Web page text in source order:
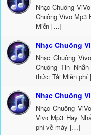
Nhạc Chuông
Chuông Vivo Mp3
Miễn […]
Nhạc Chuông
Nhạc Chuông
Chuông Tin
thức: Tải Miễn
Nhạc Chuông
Nhạc Chuông
Vivo Mp3 Hay
phí về máy […]